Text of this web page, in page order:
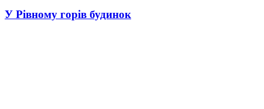
У Рівному горів будинок